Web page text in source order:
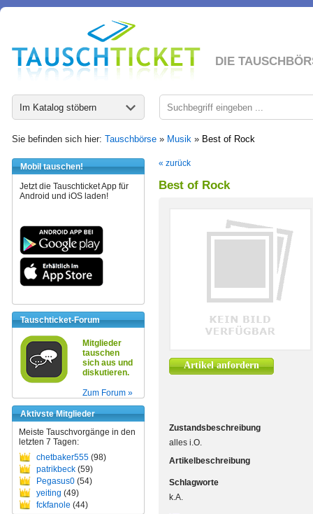
DIE
Im Katalog stöbern
Sie befinden sich hier: Tauschbörse » Musik » Best of Rock
Mobil tauschen!
Jetzt die Tauschticket App für
Android und iOS laden!
Tauschticket-Forum
Mitglieder
tauschen
sich aus und
diskutieren.
Zum Forum »
Aktivste Mitglieder
Meiste Tauschvorgänge in den
letzten 7 Tagen:
chetbaker555 (98)
patrikbeck (59)
Pegasus0 (54)
yeiting (49)
fckfanole (44)
« zurück
Best of Rock
Artikel anfordern
Zustandsbeschreibung
alles i.O.
Artikelbeschreibung
Schlagworte
k.A.